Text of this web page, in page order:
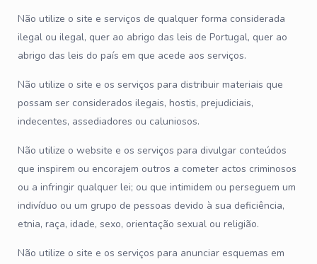
Não utilize o site e serviços de qualquer forma considerada
ilegal ou ilegal, quer ao abrigo das leis de Portugal, quer ao
abrigo das leis do país em que acede aos serviços.
Não utilize o site e os serviços para distribuir materiais que
possam ser considerados ilegais, hostis, prejudiciais,
indecentes, assediadores ou caluniosos.
Não utilize o website e os serviços para divulgar conteúdos
que inspirem ou encorajem outros a cometer actos criminosos
ou a infringir qualquer lei; ou que intimidem ou perseguem um
indivíduo ou um grupo de pessoas devido à sua deficiência,
etnia, raça, idade, sexo, orientação sexual ou religião.
Não utilize o site e os serviços para anunciar esquemas em